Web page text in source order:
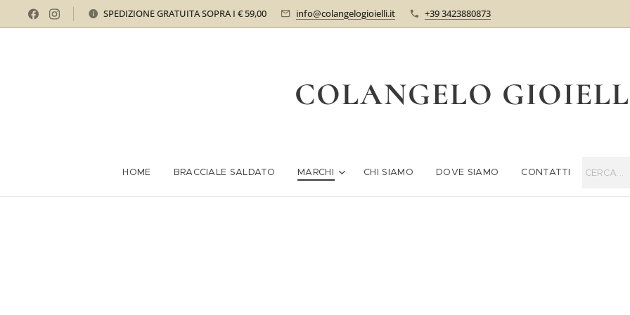
SPEDIZIONE GRATUITA SOPRA I € 59,00 info@colangelogioielli.it +39 3423880873
COLANGELO
HOME BRACCIALE SALDATO MARCHI CHI SIAMO DOVE SIAMO CONTATTI